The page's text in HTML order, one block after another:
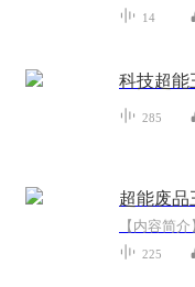
14
科技超能
285
超能废品
225